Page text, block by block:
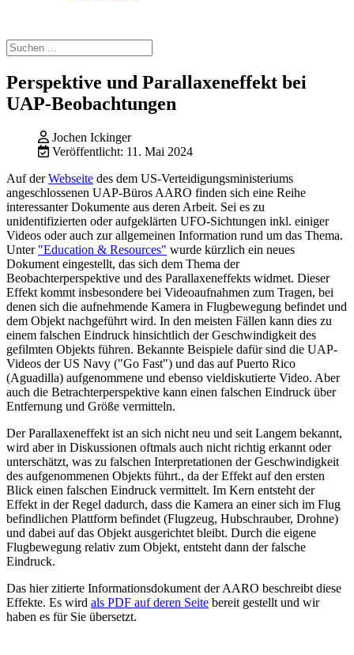
Perspektive und Parallaxeneffekt bei
UAP-Beobachtungen
Jochen Ickinger
Veröffentlicht: 11. Mai 2024
Auf derWebseite des dem US-Verteidigungsministeriums
angeschlossenen UAP-Büros AARO finden sich eine Reihe
interessanter Dokumente aus deren Arbeit. Sei es zu
unidentifizierten oder aufgeklärten UFO-Sichtungen inkl. einiger
Videos oder auch zur allgemeinen Information rund um das Thema.
Unter "Education & Resources" wurde kürzlich ein neues
Dokument eingestellt, das sich dem Thema der
Beobachterperspektive und des Parallaxeneffekts widmet. Dieser
Effekt kommt insbesondere bei Videoaufnahmen zum Tragen, bei
denen sich die aufnehmende Kamera in Flugbewegung befindet und
dem Objekt nachgeführt wird. In den meisten Fällen kann dies zu
einem falschen Eindruck hinsichtlich der Geschwindigkeit des
gefilmten Objekts führen. Bekannte Beispiele dafür sind die UAP-
Videos der US Navy ("Go Fast") und das auf Puerto Rico
(Aguadilla) aufgenommene und ebenso vieldiskutierte Video. Aber
auch die Betrachterperspektive kann einen falschen Eindruck über
Entfernung und Größe vermitteln.
Der Parallaxeneffekt ist an sich nicht neu und seit Langem bekannt,
wird aber in Diskussionen oftmals auch nicht richtig erkannt oder
unterschätzt, was zu falschen Interpretationen der Geschwindigkeit
des aufgenommenen Objekts führt., da der Effekt auf den ersten
Blick einen falschen Eindruck vermittelt. Im Kern entsteht der
Effekt in der Regel dadurch, dass die Kamera an einer sich im Flug
befindlichen Plattform befindet (Flugzeug, Hubschrauber, Drohne)
und dabei auf das Objekt ausgerichtet bleibt. Durch die eigene
Flugbewegung relativ zum Objekt, entsteht dann der falsche
Eindruck.
Das hier zitierte Informationsdokument der AARO beschreibt diese
Effekte. Es wird als PDF auf deren Seite bereit gestellt und wir
haben es für Sie übersetzt.